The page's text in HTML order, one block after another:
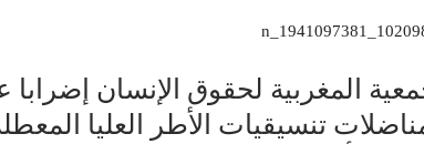
المغربية لحقوق الإنسان إضرابا
خاضته مناضلات تنسيقيات الأطر العليا